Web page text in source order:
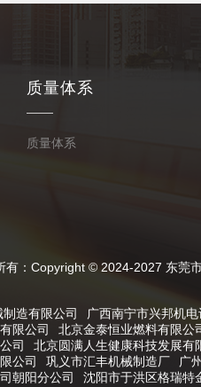
质量体系
质量体系
© 2024-2027 东莞市腾
造有限公司 广西南宁市兴邦机
限公司 北京金泰恒业燃料有限公
司 北京圆满人生健康科技发展有
公司 巩义市汇丰机械制造厂 广
朝阳分公司 沈阳市于洪区格瑞特